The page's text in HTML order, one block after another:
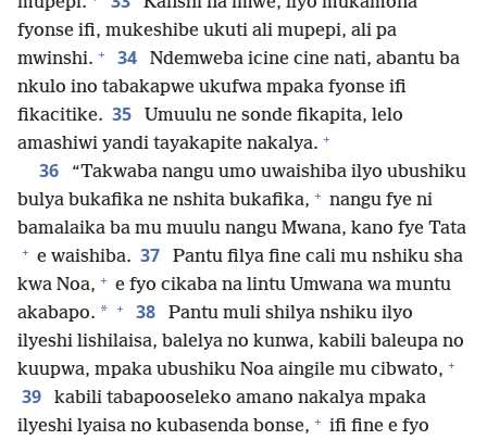
fyonse ifi, mukeshibe ukuti ali mupepi, ali pa
mwinshi. + 34
Ndemweba icine cine nati, abantu ba
nkulo ino tabakapwe ukufwa mpaka fyonse ifi
fikacitike. 35
Umuulu ne sonde fikapita, lelo
amashiwi yandi tayakapite nakalya. +
36
“Takwaba nangu umo uwaishiba ilyo ubushiku
bulya bukafika ne nshita bukafika, + nangu fye ni
bamalaika ba mu muulu nangu Mwana, kano fye Tata
+ e waishiba. 37
Pantu filya fine cali mu nshiku sha
kwa Noa, + e fyo cikaba na lintu Umwana wa muntu
akabapo. * + 38
Pantu muli shilya nshiku ilyo
ilyeshi lishilaisa, balelya no kunwa, kabili baleupa no
kuupwa, mpaka ubushiku Noa aingile mu cibwato, +
39
kabili tabapooseleko amano nakalya mpaka
ilyeshi lyaisa no kubasenda bonse, + ifi fine e fyo